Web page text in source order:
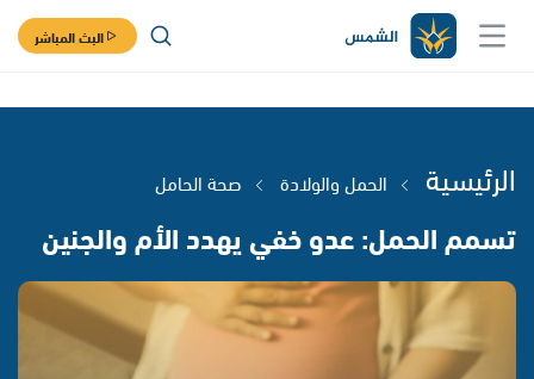
البث المباشر
الرئيسية الحمل والولادة صحة الحامل
تسمم الحمل: عدو خفي يهدد الأم والجنين